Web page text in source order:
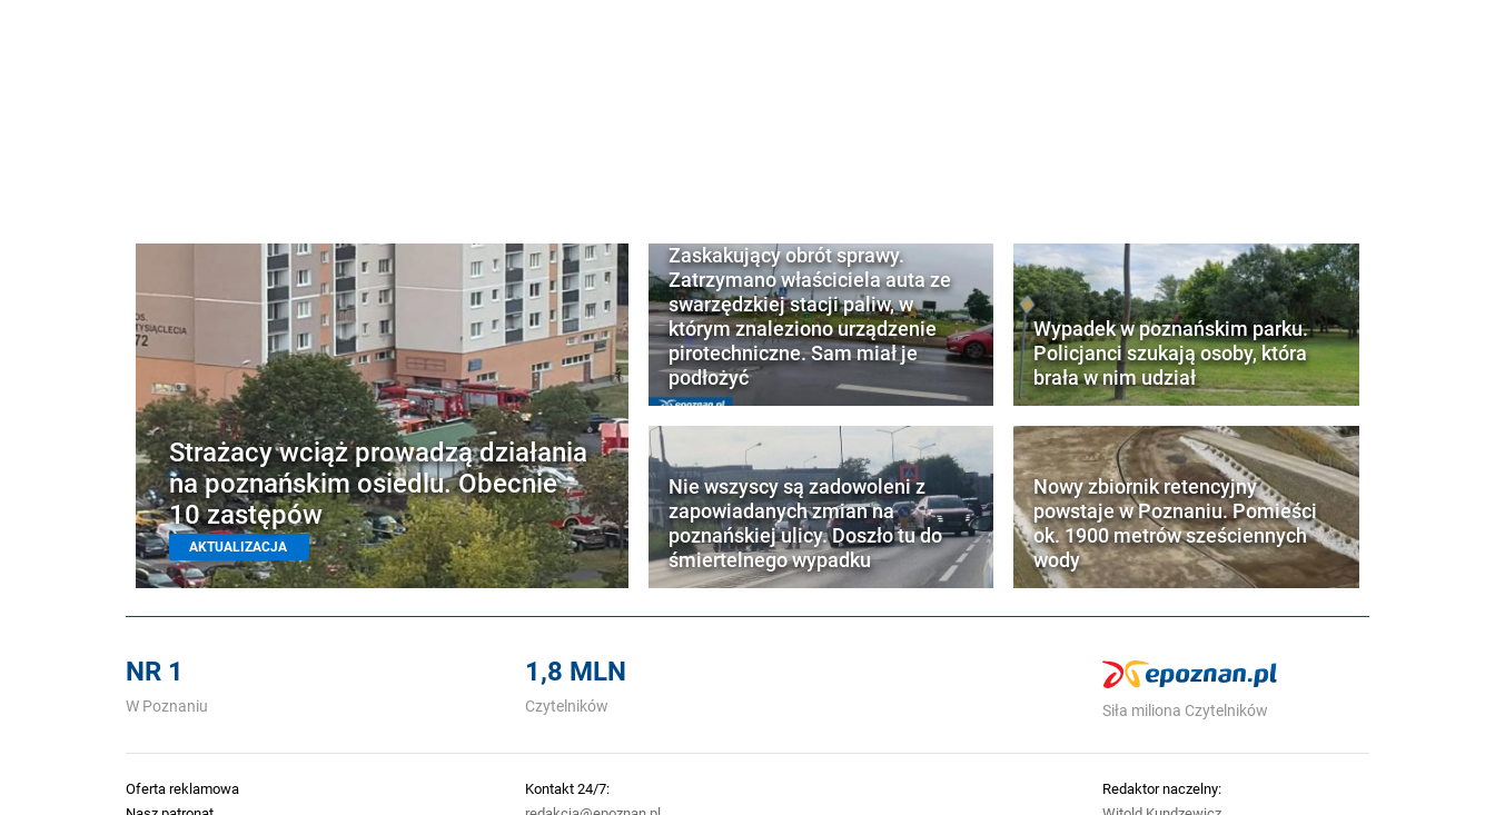
Strażacy wciąż prowadzą działania
na poznańskim osiedlu. Obecnie
10 zastępów
AKTUALIZACJA
Zaskakujący obrót sprawy.
Zatrzymano właściciela auta ze
swarzędzkiej stacji paliw, w
którym znaleziono urządzenie
pirotechniczne. Sam miał je
podłożyć
Nie wszyscy są zadowoleni z
zapowiadanych zmian na
poznańskiej ulicy. Doszło tu do
śmiertelnego wypadku
Wypadek w poznańskim parku.
Policjanci szukają osoby, która
brała w nim udział
Nowy zbiornik retencyjny
powstaje w Poznaniu. Pomieści
ok. 1900 metrów sześciennych
wody
NR 1
W Poznaniu
1,8 MLN
Czytelników Siła miliona Czytelników
Oferta reklamowa
Kontakt 24/7:
Redaktor naczelny: